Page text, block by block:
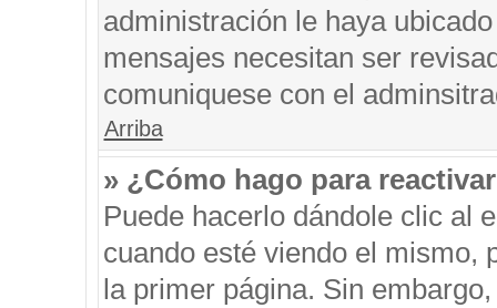
administración le haya
mensajes necesitan ser
comuniquese con el
Arriba
» ¿Cómo hago para
Puede hacerlo dándole clic al
cuando esté viendo el mismo,
la primer página. Sin